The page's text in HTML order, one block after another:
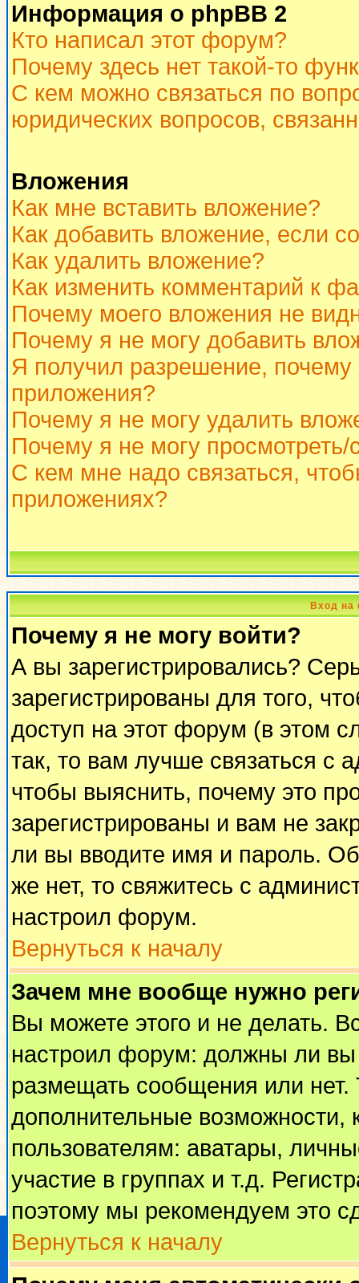
Информация о phpBB 2
Кто написал этот форум?
Почему здесь нет такой-то
С кем можно связаться по
юридических вопросов,
Вложения
Как мне вставить вложение?
Как добавить вложение, если
Как удалить вложение?
Как изменить комментарий к
Почему моего вложения не
Почему я не могу добавить
Я получил разрешение,
приложения?
Почему я не могу удалить
Почему я не могу просмотреть/
С кем мне надо связаться,
приложениях?
Вход на
Почему я не могу войти?
А вы зарегистрировались?
зарегистрированы для того,
доступ на этот форум (в этом
так, то вам лучше связаться с
чтобы выяснить, почему это
зарегистрированы и вам не
ли вы вводите имя и пароль.
же нет, то свяжитесь с
настроил форум.
Вернуться к началу
Зачем мне вообще нужно
Вы можете этого и не делать.
настроил форум: должны ли вы
размещать сообщения или
дополнительные
пользователям: аватары,
участие в группах и т.д.
поэтому мы рекомендуем это
Вернуться к началу